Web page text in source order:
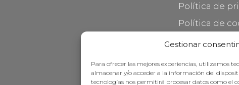
Gestionar
Para ofrecer las mejores experiencias, utilizamos
almacenar y/o acceder a la información del
tecnologías nos permitirá procesar datos como el
Política de
Política de
Mantener su